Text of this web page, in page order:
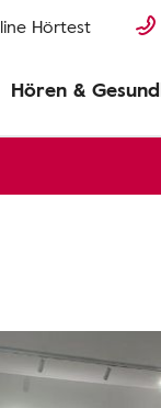
Hörtest
Hören &